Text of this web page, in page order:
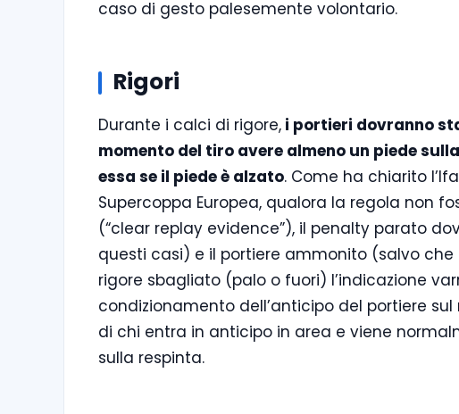
caso di gesto palesemente volontario.
Rigori
Durante i calci di rigore, i portieri dovranno
momento del tiro avere almeno un piede
essa se il piede è alzato. Come ha chiarito
Supercoppa Europea, qualora la regola non
(“clear replay evidence”), il penalty parato
questi casi) e il portiere ammonito (salvo che
rigore sbagliato (palo o fuori) l’indicazione
condizionamento dell’anticipo del portiere
di chi entra in anticipo in area e viene
sulla respinta.